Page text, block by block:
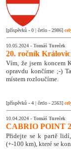
[příspěvků - 0 | četlo - 2986]
10.05.2024 - Tomáš Tureček
20. ročník
Vím, že jsem koncem
opravdu končíme ;-)
místem rozloučíme.
[příspěvků - 4 | četlo - 2563]
10.04.2024 - Tomáš Tureček
CABRIO POINT
Přidejte se k partě
(+-100 km), které se